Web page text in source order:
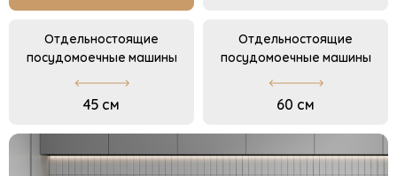
Отдельностоящие
посудомоечные машины
45 см
Отдельностоящие
посудомоечные машины
60 см